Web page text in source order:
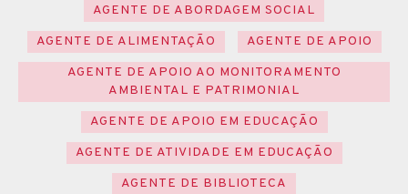
AGENTE DE ABORDAGEM SOCIAL
AGENTE DE ALIMENTAÇÃO
AGENTE DE APOIO
AGENTE DE APOIO AO MONITORAMENTO
AMBIENTAL E PATRIMONIAL
AGENTE DE APOIO EM EDUCAÇÃO
AGENTE DE ATIVIDADE EM EDUCAÇÃO
AGENTE DE BIBLIOTECA